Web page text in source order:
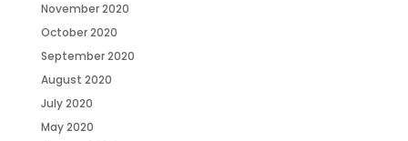
November 2020
October 2020
September 2020
August 2020
July 2020
May 2020